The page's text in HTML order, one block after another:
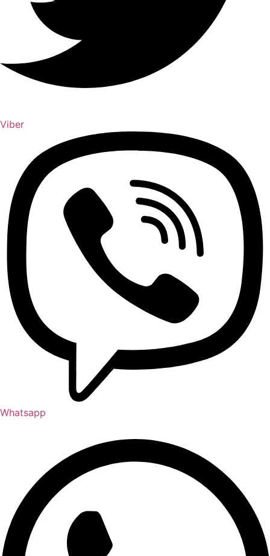
Viber
Whatsapp